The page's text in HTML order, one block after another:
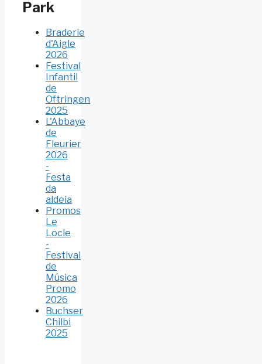
Park
Braderie
d'Aigle
2026
Festival
Infantil
de
Oftringen
2025
L'Abbaye
de
Fleurier
2026
-
Festa
da
aldeia
Promos
Le
Locle
-
Festival
de
Música
Promo
2026
Buchser
Chilbi
2025